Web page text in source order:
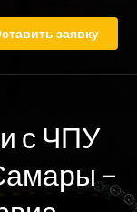
заявку
с ЧПУ
–